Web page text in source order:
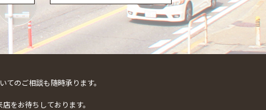
のご相談も随時承ります。
をお待ちしております。